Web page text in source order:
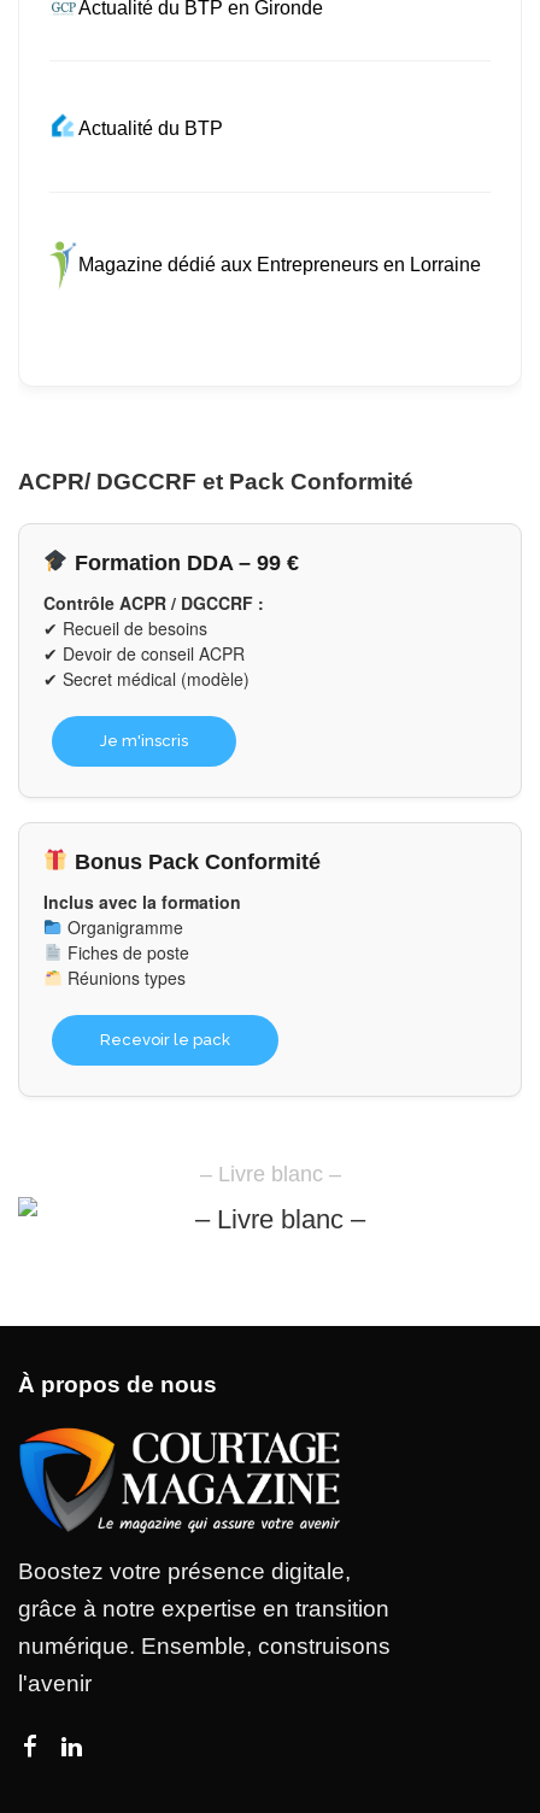
Actualité du BTP en Gironde
Actualité du BTP
Magazine dédié aux Entrepreneurs en Lorraine
ACPR/ DGCCRF et Pack Conformité
Formation DDA – 99 €
Contrôle ACPR / DGCCRF :
✔ Recueil de besoins
✔ Devoir de conseil ACPR
✔ Secret médical (modèle)
Je m'inscris
Bonus Pack Conformité
Inclus avec la formation
Organigramme
Fiches de poste
Réunions types
Recevoir le pack
– Livre blanc –
À propos de nous
Boostez votre présence digitale,
grâce à notre expertise en transition
numérique. Ensemble, construisons
l'avenir